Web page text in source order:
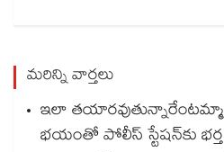
మరిన్ని వార్తలు
ఇలా
భయంతో పోలీస్ స్టేషన్⁫కు భర్త